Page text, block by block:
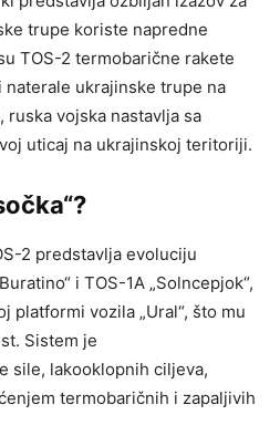
trupe koriste napredne
TOS-2 termobarične rakete
ukrajinske trupe na
ruska vojska nastavlja sa
uticaj na ukrajinskoj teritoriji.
2 predstavlja evoluciju
i TOS-1A „Solncepjok“,
platformi vozila „Ural“, što mu
Sistem je
sile, lakooklopnih ciljeva,
termobaričnih i zapaljivih